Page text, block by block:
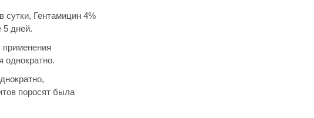
сутки, Гентамицин 4%
5 дней.
применения
однократно.
поросят была